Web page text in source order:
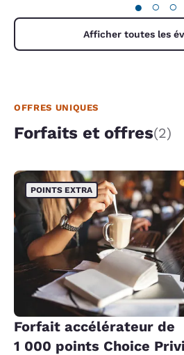
● ○ ○
Afficher toutes les
OFFRES UNIQUES
Forfaits et offres(2)
POINTS EXTRA
Forfait accélérateur de
1 000 points Choice